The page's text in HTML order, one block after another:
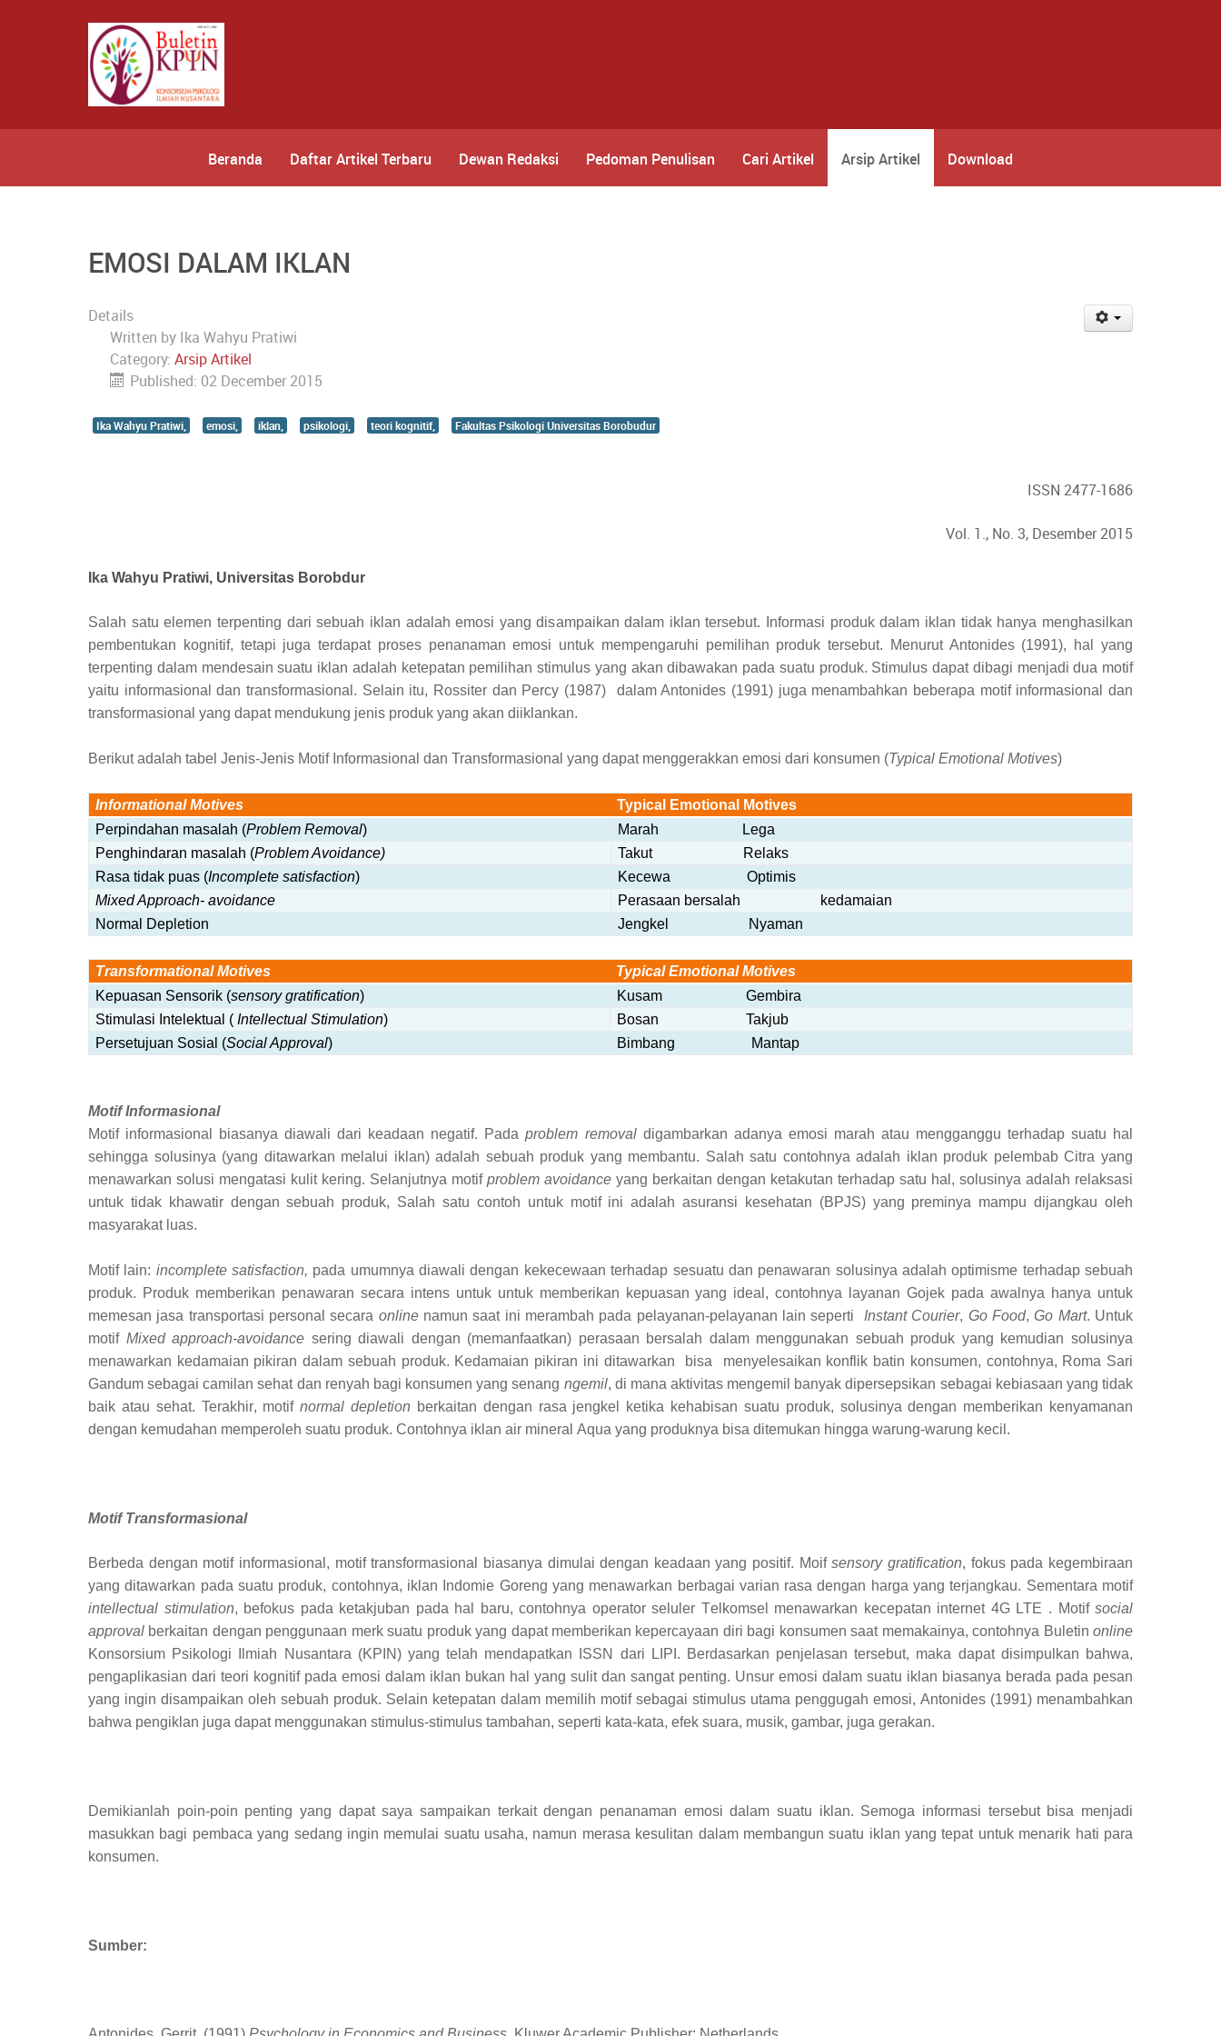
Beranda Daftar Artikel Terbaru Dewan Redaksi Pedoman Penulisan Cari Artikel Arsip Artikel Download
EMOSI DALAM IKLAN
Details
Written by Ika Wahyu Pratiwi
Category: Arsip Artikel
Published: 02 December 2015
Ika Wahyu Pratiwi, emosi, iklan, psikologi, teori kognitif, Fakultas Psikologi Universitas Borobudur
ISSN 2477-1686
Vol. 1., No. 3, Desember 2015
Ika Wahyu Pratiwi, Universitas Borobdur
Salah satu elemen terpenting dari sebuah iklan adalah emosi yang disampaikan dalam iklan tersebut. Informasi produk dalam iklan tidak hanya menghasilkan
pembentukan kognitif, tetapi juga terdapat proses penanaman emosi untuk mempengaruhi pemilihan produk tersebut. Menurut Antonides (1991), hal yang
terpenting dalam mendesain suatu iklan adalah ketepatan pemilihan stimulus yang akan dibawakan pada suatu produk. Stimulus dapat dibagi menjadi dua motif
yaitu informasional dan transformasional. Selain itu, Rossiter dan Percy (1987) dalam Antonides (1991) juga menambahkan beberapa motif informasional dan
transformasional yang dapat mendukung jenis produk yang akan diiklankan.
Berikut adalah tabel Jenis-Jenis Motif Informasional dan Transformasional yang dapat menggerakkan emosi dari konsumen (Typical Emotional Motives)
Informational Motives
Typical Emotional Motives
Perpindahan masalah (Problem Removal)
Marah Lega
Penghindaran masalah (Problem Avoidance)
Takut Relaks
Rasa tidak puas (Incomplete satisfaction)
Kecewa Optimis
Mixed Approach- avoidance
Perasaan bersalah kedamaian
Normal Depletion
Jengkel Nyaman
Transformational Motives
Typical Emotional Motives
Kepuasan Sensorik (sensory gratification)
Kusam Gembira
Stimulasi Intelektual (Intellectual Stimulation)
Bosan Takjub
Persetujuan Sosial (Social Approval) Bimbang Mantap
Motif Informasional
Motif informasional biasanya diawali dari keadaan negatif. Padaproblem removaldigambarkan adanya emosi marah atau mengganggu terhadap suatu hal
sehingga solusinya (yang ditawarkan melalui iklan) adalah sebuah produk yang membantu. Salah satu contohnya adalah iklan produk pelembab Citra yang
menawarkan solusi mengatasi kulit kering. Selanjutnya motif problem avoidance yang berkaitan dengan ketakutan terhadap satu hal, solusinya adalah relaksasi
untuk tidak khawatir dengan sebuah produk, Salah satu contoh untuk motif ini adalahasuransi kesehatan (BPJS) yang preminya mampu dijangkau oleh
masyarakat luas.
Motif lain: incomplete satisfaction, pada umumnya diawali dengan kekecewaan terhadap sesuatu dan penawaran solusinya adalah optimisme terhadap sebuah
produk. Produk memberikan penawaran secara intens untuk untuk memberikan kepuasan yang ideal, contohnya layanan Gojek pada awalnya hanya untuk
memesan jasa transportasi personalsecara onlinenamun saat ini merambah pada pelayanan-pelayanan lain sepertiInstant Courier, GoFood,Go Mart. Untuk
motif Mixed approach-avoidance sering diawali dengan (memanfaatkan) perasaan bersalah dalam menggunakan sebuah produk yang kemudian solusinya
menawarkan kedamaian pikiran dalam sebuah produk. Kedamaian pikiran ini ditawarkan bisa menyelesaikan konflik batin konsumen, contohnya, Roma Sari
Gandum sebagai camilan sehat dan renyah bagi konsumen yang senang ngemil, di mana aktivitas mengemil banyak dipersepsikan sebagai kebiasaan yang tidak
baik atau sehat. Terakhir, motifnormal depletion berkaitan dengan rasa jengkel ketika kehabisan suatu produk, solusinya dengan memberikan kenyamanan
dengan kemudahan memperoleh suatu produk. Contohnya iklan air mineral Aqua yang produknya bisa ditemukan hingga warung-warung kecil .
Motif Transformasional
Berbeda dengan motif informasional, motif transformasional biasanya dimulai dengan keadaan yang positif. Moifsensory gratification, fokus pada kegembiraan
yang ditawarkan pada suatu produk, contohnya, iklan Indomie Goreng yang menawarkan berbagai varian rasa dengan harga yang terjangkau. Sementara motif
intellectual stimulation, befokus pada ketakjuban pada hal baru, contohnya operator seluler Telkomsel menawarkan kecepatan internet 4G LTE . Motifsocial
approval berkaitan dengan penggunaan merk suatu produk yang dapat memberikan kepercayaan diri bagi konsumen saat memakainya, contohnya Buletin online
Konsorsium Psikologi Ilmiah Nusantara (KPIN)yang telah mendapatkan ISSN dari LIPI . Berdasarkan penjelasan tersebut, maka dapat disimpulkan bahwa,
pengaplikasian dari teori kognitif pada emosi dalam iklan bukan hal yang sulit dan sangat penting. Unsur emosi dalam suatu iklan biasanya berada pada pesan
yang ingin disampaikan oleh sebuah produk. Selain ketepatan dalam memilih motif sebagai stimulus utama penggugah emosi, Antonides (1991) menambahkan
bahwa pengiklan juga dapat menggunakan stimulus-stimulus tambahan, seperti kata-kata, efek suara, musik, gambar, juga gerakan.
Demikianlah poin-poin penting yang dapat saya sampaikan terkait dengan penanaman emosi dalam suatu iklan. Semoga informasi tersebut bisa menjadi
masukkan bagi pembaca yang sedang ingin memulai suatu usaha, namun merasa kesulitan dalam membangun suatu iklan yang tepat untuk menarik hati para
konsumen.
Sumber: